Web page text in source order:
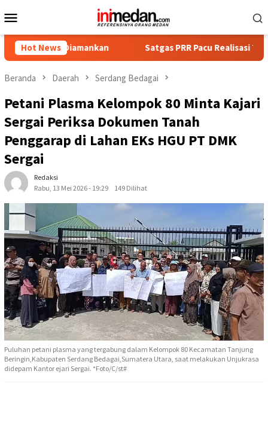
ke
Mobile
Hot News
Diamankan Satgas PRR Pacu Realisasi Tambahan
Beranda Daerah Serdang Bedagai
Petani Plasma Kelompok 80 Minta Kajari
Sergai Periksa Dokumen Tanah
Penggarap di Lahan EKs HGU PT DMK
Sergai
Redaksi
Rabu, 13 Mei 2026 - 19:29
149 Dilihat
Puluhan petani plasma yang tergabung dalam Kelompok 80 Kecamatan Tanjung
Beringin,Kabupaten Serdang Bedagai,Sumatera Utara, saat melakukan Unjukrasa
didepam Kantor ejari Sergai. *Foto/C/st#